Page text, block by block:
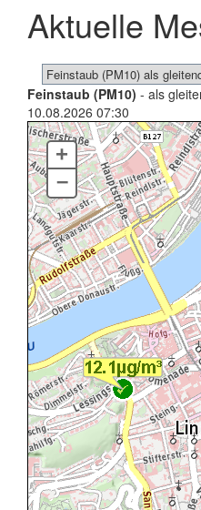
Aktuelle
Feinstaub (PM10) - als
10.08.2026 07:30
+
–